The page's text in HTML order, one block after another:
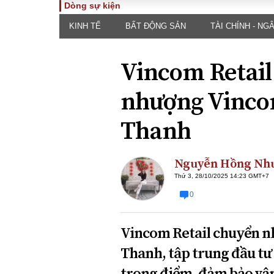
TOÀN CẢNH
Chính sách
Đối thoại
PHÁP
luật
Góc
Hồ sơ
ĐA CHIỀU
Dòng sự kiện
KINH TẾ BẤT ĐỘNG SẢN TÀI CHÍNH -
Vincom
nhượng
Thanh
Nguyễn Hồng
Thứ 3, 28/10/2025 14:23 GMT+7
0
Vincom Retail chuyển
Thanh, tập trung đầu